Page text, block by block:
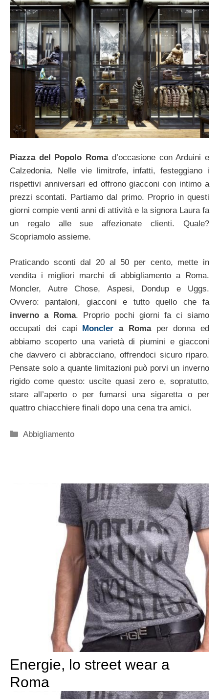
Piazza del Popolo Romad’occasione con Arduini e
Calzedonia. Nelle vie limitrofe, infatti, festeggiano i
rispettivi anniversari ed offrono giacconi con intimo a
prezzi scontati. Partiamo dal primo. Proprio in questi
giorni compie venti anni di attività e la signora Laura fa
un regalo alle sue affezionate clienti. Quale?
Scopriamolo assieme.
Praticando sconti dal 20 al 50 per cento, mette in
vendita i migliori marchi di abbigliamento a Roma.
Moncler, Autre Chose, Aspesi, Dondup e Uggs.
Ovvero: pantaloni, giacconi e tutto quello che fa
inverno a Roma. Proprio pochi giorni fa ci siamo
occupati dei capi
Moncler a Romaper donna ed
abbiamo scoperto una varietà di piumini e giacconi
che davvero ci abbracciano, offrendoci sicuro riparo.
Pensate solo a quante limitazioni può porvi un inverno
rigido come questo: uscite quasi zero e, sopratutto,
stare all’aperto o per fumarsi una sigaretta o per
quattro chiacchiere finali dopo una cena tra amici.
Categorie
Abbigliamento
Energie, lo street wear a
Roma